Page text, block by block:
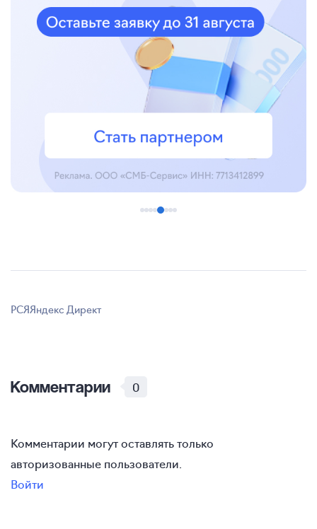
РСЯЯндекс Директ
Комментарии 0
Комментарии могут оставлять только
авторизованные пользователи.
Войти